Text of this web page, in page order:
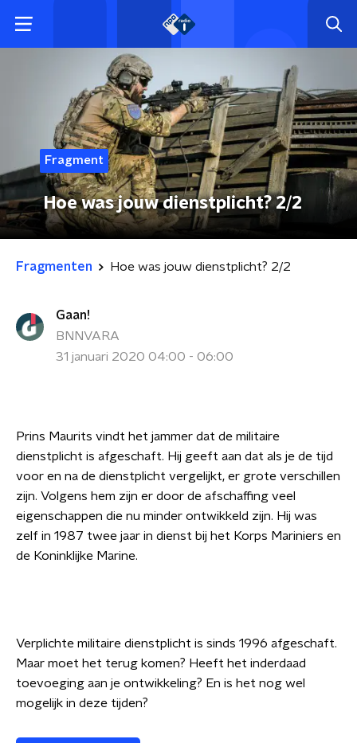
Fragment
Hoe was jouw dienstplicht? 2/2
Fragmenten Hoe was jouw dienstplicht? 2/2
Gaan!
BNNVARA
31 januari 2020 04:00 - 06:00
Prins Maurits vindt het jammer dat de militaire
dienstplicht is afgeschaft. Hij geeft aan dat als je de tijd
voor en na de dienstplicht vergelijkt, er grote verschillen
zijn. Volgens hem zijn er door de afschaffing veel
eigenschappen die nu minder ontwikkeld zijn. Hij was
zelf in 1987 twee jaar in dienst bij het Korps Mariniers en
de Koninklijke Marine.
Verplichte militaire dienstplicht is sinds 1996 afgeschaft.
Maar moet het terug komen? Heeft het inderdaad
toevoeging aan je ontwikkeling? En is het nog wel
mogelijk in deze tijden?